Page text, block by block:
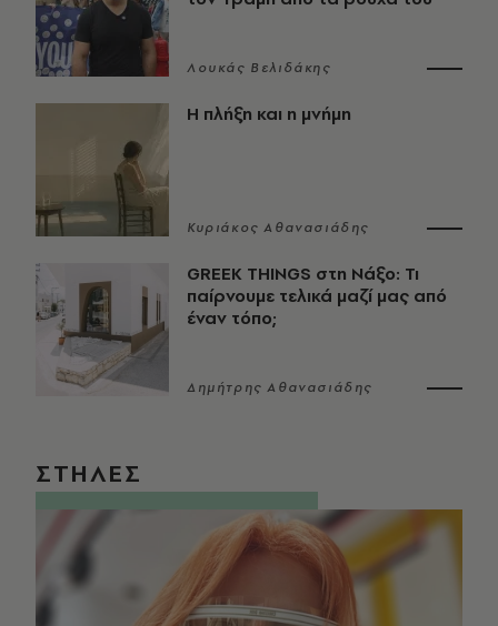
Λουκάς Βελιδάκης
Η πλήξη και η μνήμη
Κυριάκος Αθανασιάδης
GREEK THINGS στη Νάξο: Τι
παίρνουμε τελικά μαζί μας από
έναν τόπο;
Δημήτρης Αθανασιάδης
ΣΤΗΛΕΣ